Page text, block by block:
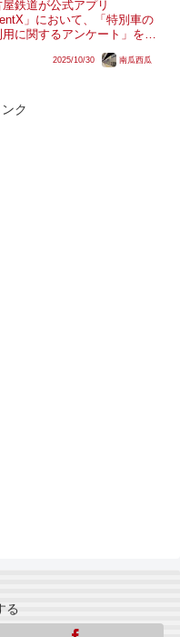
鉄道が公式アプリ
」において、「特別車の
用に関するアンケート」を開
ご意見をお伺いしたく」「皆
いうアンケートらしい記載
2025/10/30 南瓜西瓜
ク
る